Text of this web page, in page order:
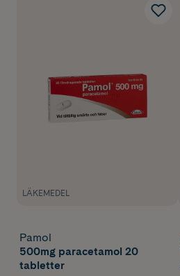
LÄKEMEDEL
Pamol
500mg paracetamol 20
tabletter